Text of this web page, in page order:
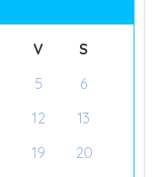
V
S
5
6
12
13
19
20